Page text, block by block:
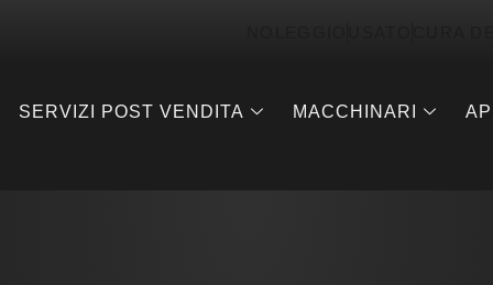
SERVIZI POST VENDITA MACCHINARI